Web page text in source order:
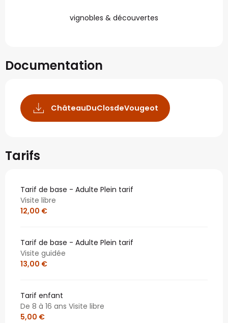
vignobles & découvertes
Documentation
ChâteauDuClosdeVougeot
Tarifs
Tarif de base - Adulte Plein tarif
Visite libre
12,00 €
Tarif de base - Adulte Plein tarif
Visite guidée
13,00 €
Tarif enfant
De 8 à 16 ans Visite libre
5,00 €